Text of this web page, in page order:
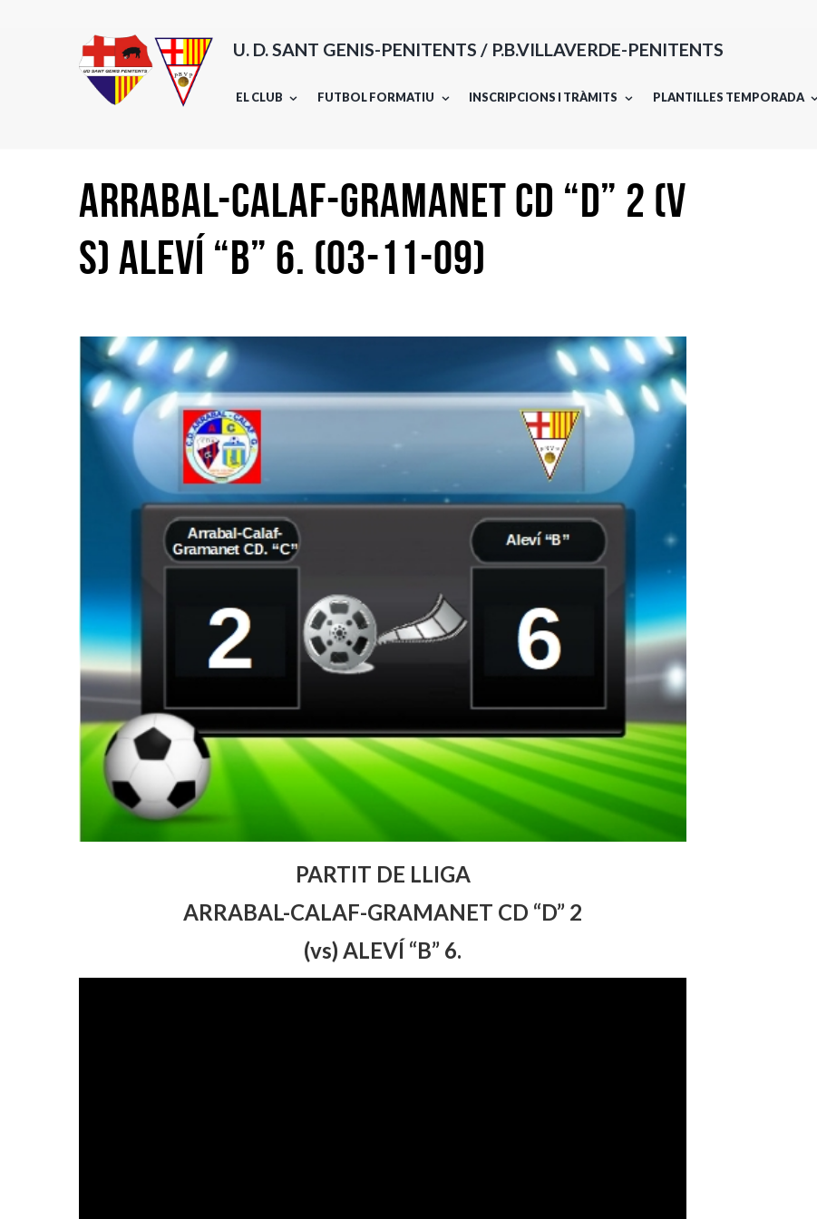
U. D. SANT GENIS-PENITENTS / P.B.VILLAVERDE-PENITENTS
EL CLUB FUTBOL FORMATIU INSCRIPCIONS I TRÀMITS PLANTILLES TEMPORADA
ARRABAL-CALAF-GRAMANET CD “D” 2 (v
s) ALEVÍ “B” 6. (03-11-09)
PARTIT DE LLIGA
ARRABAL-CALAF-GRAMANET CD “D” 2
(vs) ALEVÍ “B” 6.